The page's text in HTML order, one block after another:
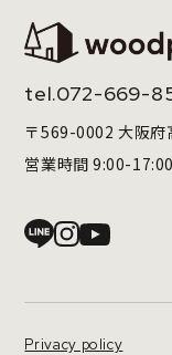
tel.072-669-
〒569-0002 大阪
営業時間 9:00-
Privacy policy